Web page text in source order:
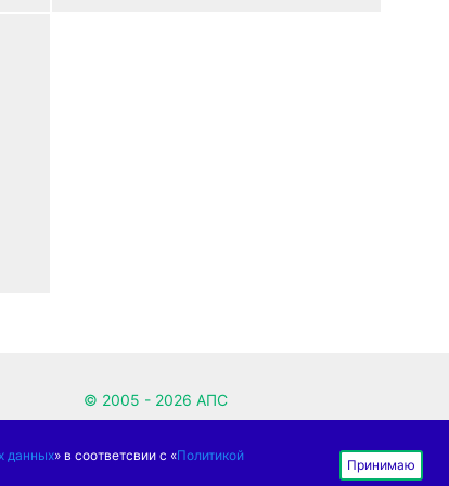
© 2005 - 2026 АПС
для вашего комфорта с 2005 года.
данных» в соответсвии с «Политикой
Принимаю